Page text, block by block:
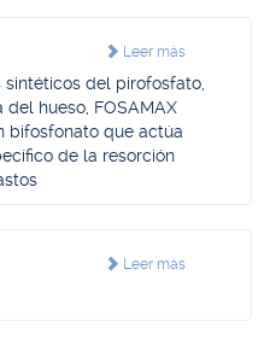
Leer más
del pirofosfato,
hueso, FOSAMAX
bifosfonato que actúa
de la resorción
Leer más